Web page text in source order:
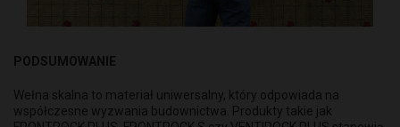
PODSUMOWANIE
Wełna skalna to materiał uniwersalny, który odpowiada na
współczesne wyzwania budownictwa. Produkty takie jak